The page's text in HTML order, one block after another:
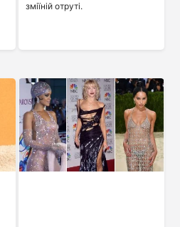
зміїній отруті.